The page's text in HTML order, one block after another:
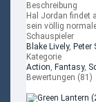
Beschreibung
Hal Jordan findet
sein völlig
Schauspieler
Blake Lively, Peter
Kategorie
Action, Fantasy,
Bewertungen (81)